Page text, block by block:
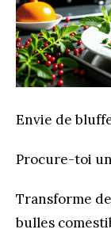
Envie de
Procure-toi
Transforme
bulles